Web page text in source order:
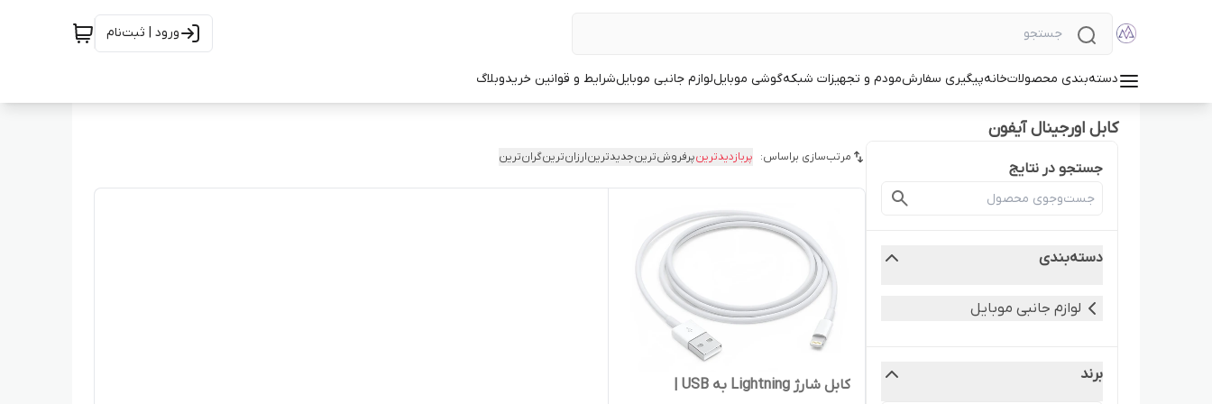
ورود | ثبت‌نام
دسته‌بندی محصولاتخانهپیگیری سفارشمودم و تجهیزات شبکهگوشی موبایللوازم جانبی موبایلشرایط و قوانین خریدوبلاگ
کابل اورجینال آیفون
جستجو در نتایج
دسته‌بندی
لوازم جانبی موبایل
برند
مرتب‌سازی براساس: پربازدیدترینپرفروش‌ترینجدیدترینارزان‌ترینگران‌ترین